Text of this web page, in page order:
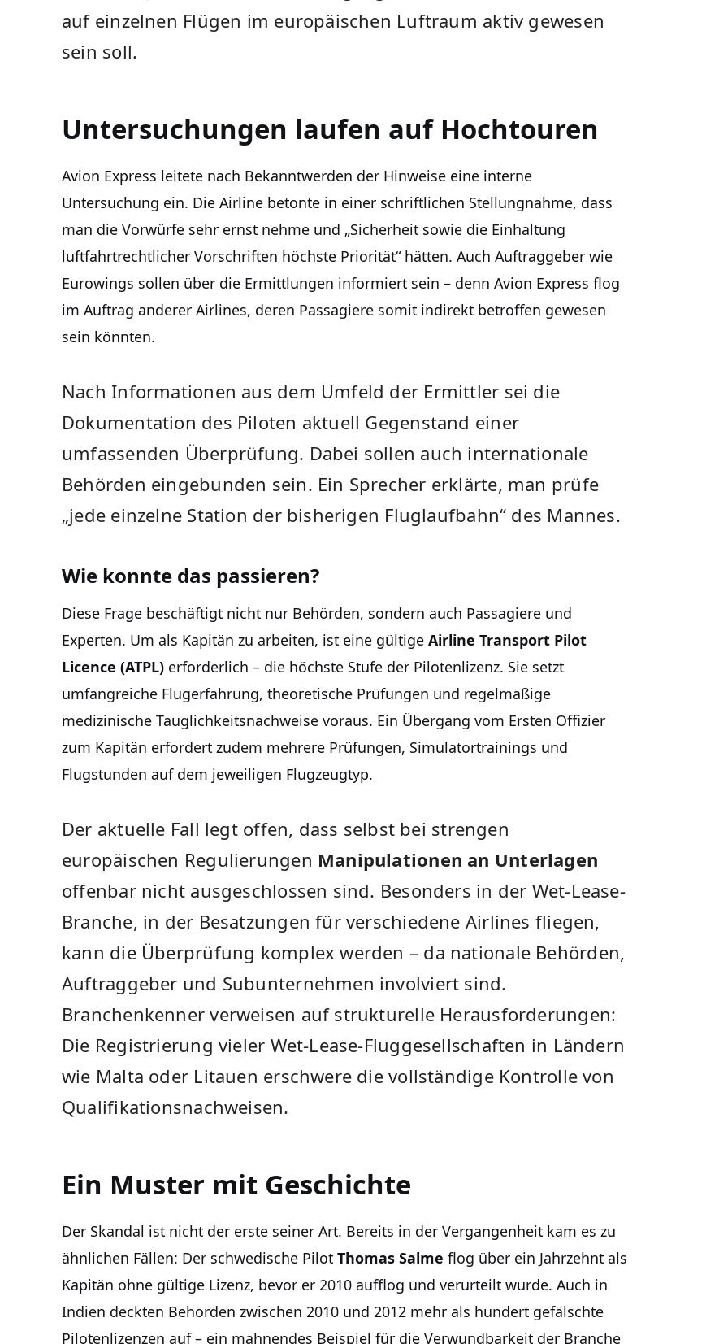
auf einzelnen Flügen im europäischen Luftraum aktiv gewesen
sein soll.
Untersuchungen laufen auf Hochtouren
Avion Express leitete nach Bekanntwerden der Hinweise eine interne
Untersuchung ein. Die Airline betonte in einer schriftlichen Stellungnahme, dass
man die Vorwürfe sehr ernst nehme und „Sicherheit sowie die Einhaltung
luftfahrtrechtlicher Vorschriften höchste Priorität“ hätten. Auch Auftraggeber wie
Eurowings sollen über die Ermittlungen informiert sein – denn Avion Express flog
im Auftrag anderer Airlines, deren Passagiere somit indirekt betroffen gewesen
sein könnten.
Nach Informationen aus dem Umfeld der Ermittler sei die
Dokumentation des Piloten aktuell Gegenstand einer
umfassenden Überprüfung. Dabei sollen auch internationale
Behörden eingebunden sein. Ein Sprecher erklärte, man prüfe
„jede einzelne Station der bisherigen Fluglaufbahn“ des Mannes.
Wie konnte das passieren?
Diese Frage beschäftigt nicht nur Behörden, sondern auch Passagiere und
Experten. Um als Kapitän zu arbeiten, ist eine gültige Airline Transport Pilot
Licence (ATPL) erforderlich – die höchste Stufe der Pilotenlizenz. Sie setzt
umfangreiche Flugerfahrung, theoretische Prüfungen und regelmäßige
medizinische Tauglichkeitsnachweise voraus. Ein Übergang vom Ersten Offizier
zum Kapitän erfordert zudem mehrere Prüfungen, Simulatortrainings und
Flugstunden auf dem jeweiligen Flugzeugtyp.
Der aktuelle Fall legt offen, dass selbst bei strengen
europäischen Regulierungen Manipulationen an Unterlagen
offenbar nicht ausgeschlossen sind. Besonders in der Wet-Lease-
Branche, in der Besatzungen für verschiedene Airlines fliegen,
kann die Überprüfung komplex werden – da nationale Behörden,
Auftraggeber und Subunternehmen involviert sind.
Branchenkenner verweisen auf strukturelle Herausforderungen:
Die Registrierung vieler Wet-Lease-Fluggesellschaften in Ländern
wie Malta oder Litauen erschwere die vollständige Kontrolle von
Qualifikationsnachweisen.
Ein Muster mit Geschichte
Der Skandal ist nicht der erste seiner Art. Bereits in der Vergangenheit kam es zu
ähnlichen Fällen: Der schwedische Pilot Thomas Salme flog über ein Jahrzehnt als
Kapitän ohne gültige Lizenz, bevor er 2010 aufflog und verurteilt wurde. Auch in
Indien deckten Behörden zwischen 2010 und 2012 mehr als hundert gefälschte
Pilotenlizenzen auf – ein mahnendes Beispiel für die Verwundbarkeit der Branche